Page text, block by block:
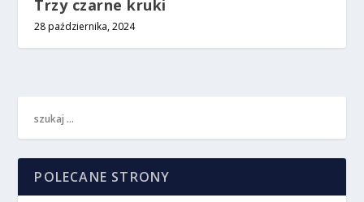
Trzy czarne kruki
28 października, 2024
POLECANE STRONY